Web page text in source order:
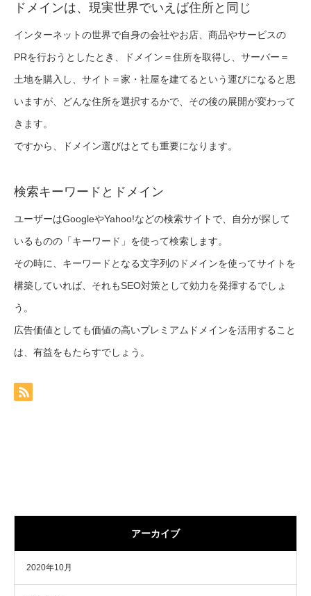
ドメインは、現実世界でいえば住所と同じ
インターネットの世界で自身の会社やお店、商品やサービスの
PRを行おうとしたとき、ドメイン＝住所を取得し、サーバー＝
土地を購入し、サイト＝家・社屋を建てるという運びになると思
いますが、どんな住所を選択するかで、その後の展開が変わって
きます。
ですから、ドメイン選びはとても重要になります。
検索キーワードとドメイン
ユーザーはGoogleやYahoo!などの検索サイトで、自分が探して
いるものの「キーワード」を使って検索します。
その時に、キーワードとなる文字列のドメインを使ってサイトを
構築していれば、それもSEO対策として効力を発揮するでしょ
う。
広告価値としても価値の高いプレミアムドメインを活用すること
は、有益をもたらすでしょう。
アーカイブ
2020年10月